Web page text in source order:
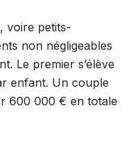
voire petits-
non négligeables
Le premier s’élève
enfant. Un couple
600 000 € en totale